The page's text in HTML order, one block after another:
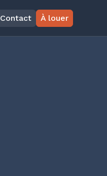
Contact À louer